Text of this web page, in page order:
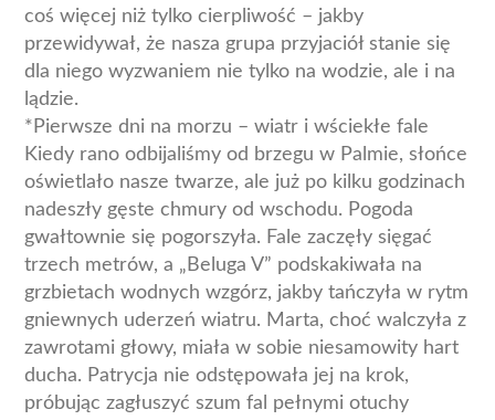
coś więcej niż tylko cierpliwość – jakby
przewidywał, że nasza grupa przyjaciół stanie się
dla niego wyzwaniem nie tylko na wodzie, ale i na
lądzie.
*Pierwsze dni na morzu – wiatr i wściekłe fale
Kiedy rano odbijaliśmy od brzegu w Palmie, słońce
oświetlało nasze twarze, ale już po kilku godzinach
nadeszły gęste chmury od wschodu. Pogoda
gwałtownie się pogorszyła. Fale zaczęły sięgać
trzech metrów, a „Beluga V” podskakiwała na
grzbietach wodnych wzgórz, jakby tańczyła w rytm
gniewnych uderzeń wiatru. Marta, choć walczyła z
zawrotami głowy, miała w sobie niesamowity hart
ducha. Patrycja nie odstępowała jej na krok,
próbując zagłuszyć szum fal pełnymi otuchy